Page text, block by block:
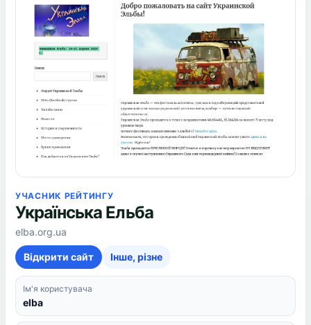
УЧАСНИК РЕЙТИНГУ
Українська Ельба
elba.org.ua
Відкрити сайт Інше, різне
Ім'я користувача
elba